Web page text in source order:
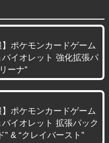
】ポケモンカードゲーム
バイオレット 強化拡張パ
ーナ”
】ポケモンカードゲーム
イオレット 拡張パック
” & “クレイバースト”